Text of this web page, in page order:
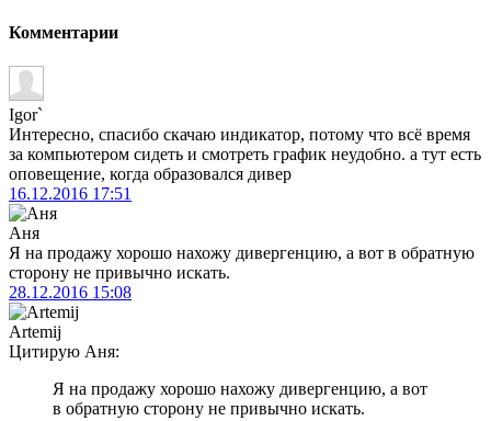
Комментарии
Igor`
Интересно, спасибо скачаю индикатор, потому что всё время
за компьютером сидеть и смотреть график неудобно. а тут есть
оповещение, когда образовался дивер
16.12.2016 17:51
Аня
Я на продажу хорошо нахожу дивергенцию, а вот в обратную
сторону не привычно искать.
28.12.2016 15:08
Artemij
Цитирую Аня:
Я на продажу хорошо нахожу дивергенцию, а вот
в обратную сторону не привычно искать.